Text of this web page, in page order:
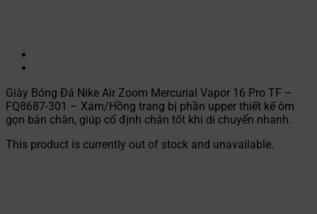
Giày Bóng Đá Nike Air Zoom Mercurial Vapor 16 Pro TF –
FQ8687-301 – Xám/Hồng trang bị phần upper thiết kế ôm
gọn bàn chân, giúp cố định chân tốt khi di chuyển nhanh.
This product is currently out of stock and unavailable.